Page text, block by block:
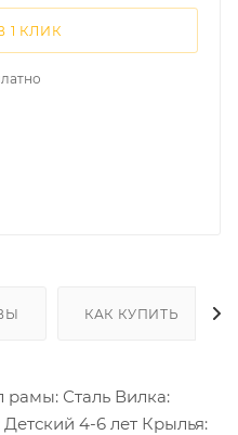
1 КЛИК
КАК КУПИТЬ
рамы: Сталь Вилка:
Детский 4-6 лет Крылья: